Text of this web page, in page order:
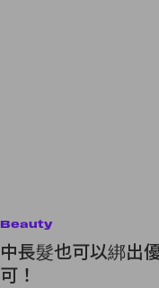
Beauty
中長髮也可以綁出
可！